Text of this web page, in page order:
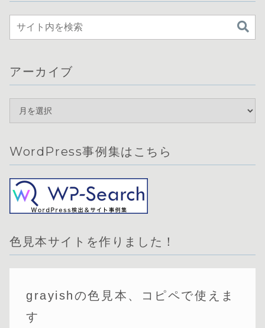
アーカイブ
WordPress事例集はこちら
色見本サイトを作りました！
grayishの色見本、コピペで使えま
す